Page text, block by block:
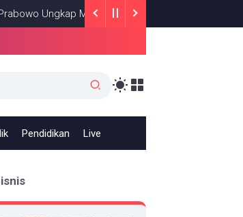
Makna Kepemimpinan: Bekerja, Cintai Rakyat
Pendidikan Live